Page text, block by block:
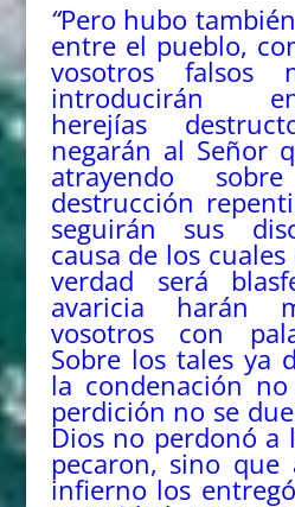
“Pero hubo
entre el pueblo,
vosotros falsos
introducirán
herejías
negarán al Señor
atrayendo
destrucción
seguirán sus
causa de los
verdad será
avaricia harán
vosotros con
Sobre los tales ya
la condenación
perdición no se
Dios no perdonó a
pecaron, sino que
infierno los